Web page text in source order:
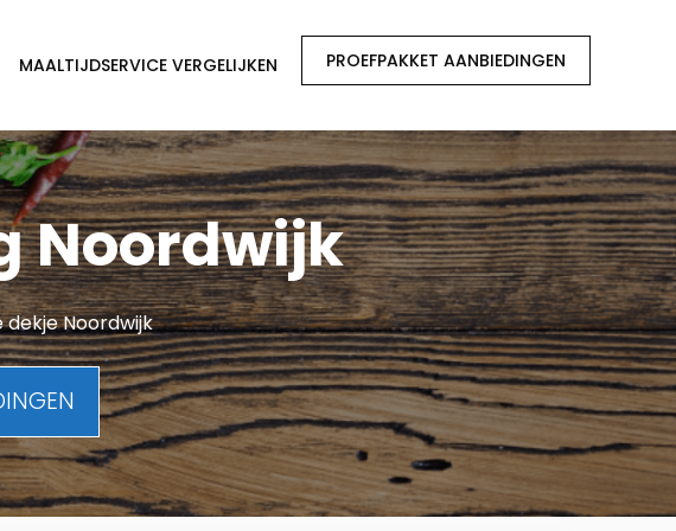
MAALTIJDSERVICE VERGELIJKEN PROEFPAKKET AANBIEDINGEN
Noordwijk
Noordwijk